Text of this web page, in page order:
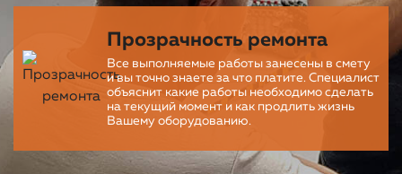
Прозрачность ремонта
Все выполняемые работы занесены в смету
и вы точно знаете за что платите. Специалист
объяснит какие работы необходимо сделать
на текущий момент и как продлить жизнь
Вашему оборудованию.